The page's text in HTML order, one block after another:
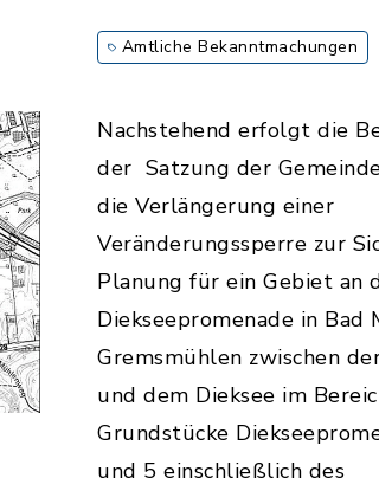
Amtliche Bekanntmachungen
Nachstehend erfolgt die
der Satzung der
die Verlängerung einer
Veränderungssperre zur
Planung für ein Gebiet an
Diekseepromenade in Bad
Gremsmühlen zwischen
und dem Dieksee im
Grundstücke
und 5 einschließlich des